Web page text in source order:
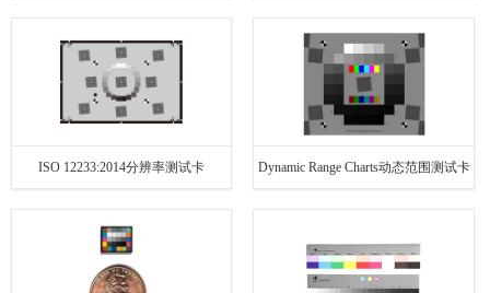
ISO 12233:2014分辨率测试卡 Dynamic Range Charts动态范围测试卡